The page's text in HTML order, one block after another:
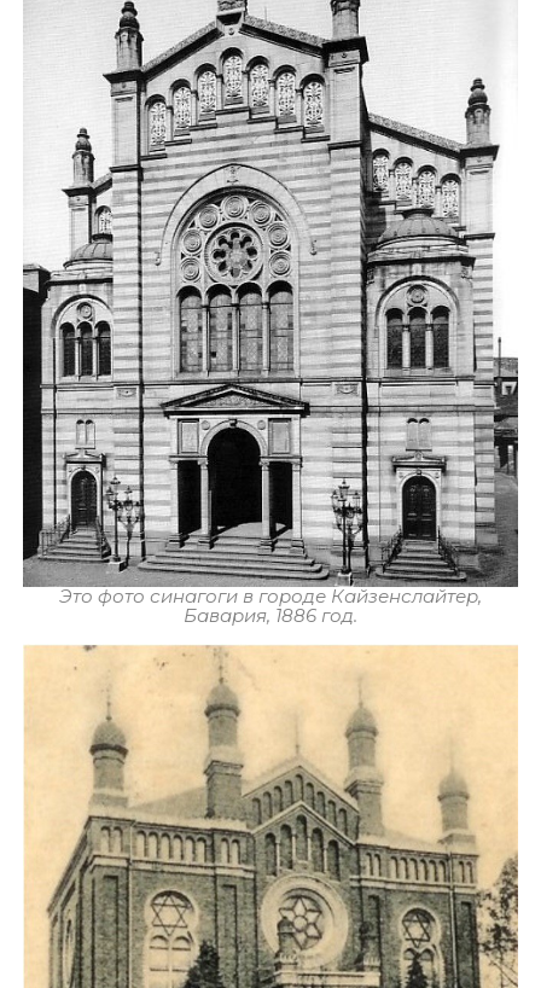
Это фото синагоги в городе Кайзенслайтер,
Бавария, 1886 год.